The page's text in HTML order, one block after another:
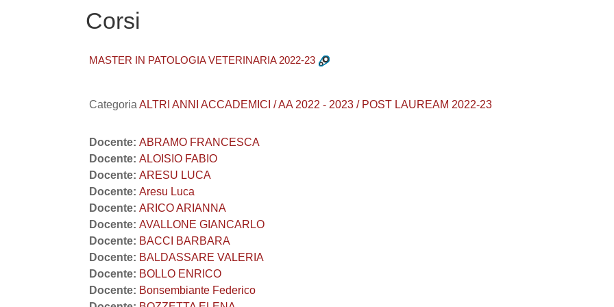
Corsi
MASTER IN PATOLOGIA VETERINARIA 2022-23
Categoria ALTRI ANNI ACCADEMICI / AA 2022 - 2023 / POST LAUREAM 2022-23
Docente: ABRAMO FRANCESCA
Docente: ALOISIO FABIO
Docente: ARESU LUCA
Docente: Aresu Luca
Docente: ARICO ARIANNA
Docente: AVALLONE GIANCARLO
Docente: BACCI BARBARA
Docente: BALDASSARE VALERIA
Docente: BOLLO ENRICO
Docente: Bonsembiante Federico